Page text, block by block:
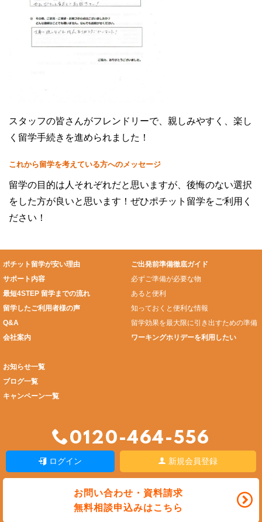
スタッフの皆さんがフレンドリーで、親しみやすく、楽し
く留学手続きを進められました！
これから留学を考えている方へのメッセージ
留学の目的は人それぞれだと思いますが、後悔のない選択
をした方が良いと思います！ぜひポチット留学をご利用く
ださい！
ポチット留学が安い理由
サポート内容
最短4STEP 留学までの流れ
留学したご利用者様の声
Q&A
会社案内
ご出発前準備徹底ガイド
必ずご準備が必要な物
あると便利
知っておくと便利な情報
留学効果を最大限に引き出すための準備
ワーキングホリデーを利用したい
お知らせ一覧
ブログ一覧
キャンペーン一覧
0120-464-556
ログイン 新規会員登録
お問い合わせ・資料請求
無料相談申込みはこちら